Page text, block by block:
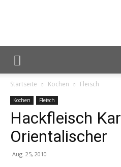
Startseite Kochen Fleisch
Kochen Fleisch
Hackfleisch
Orientalischer
Aug. 25, 2010